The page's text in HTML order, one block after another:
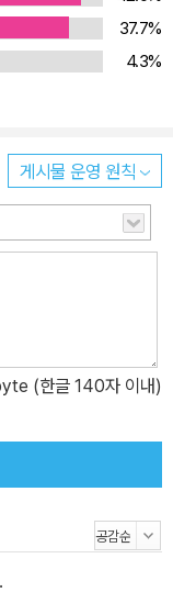
화는 실사에서는 표
미야자키를 일본 애
키다. 이어 〈반딧불의
편의 성공에 힘입어 제
스 1위를 차지, 그해
서 무려 300만 명이
본능〉을 제압하며 흥
상 수상했다. 이듬
필버그의 〈쥬라기
어 영화상 부문에 일
히메〉가 개봉되어 일
한
기록을 세우며 애니메
품상을 수상하여 세
37.7%
4.3%
게시물 운영 원칙
(한글 140자 이내)